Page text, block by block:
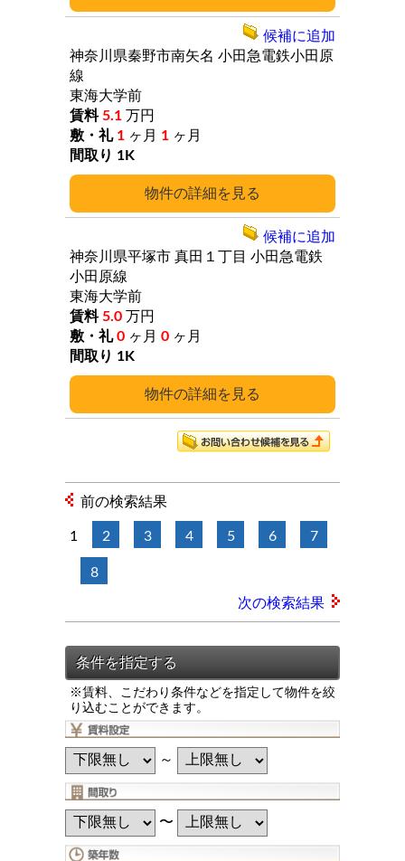
詳細
神奈川県秦野市南矢名 小田急電鉄小田原
線
東海大学前
5.1 万円
1 ヶ月 1 ヶ月
1K
候補に追加
詳細
神奈川県平塚市 真田１丁目 小田急電鉄
小田原線
東海大学前
5.0 万円
0 ヶ月 0 ヶ月
1K
候補に追加
前の検索結果
1 2 3 4 5 6 7
8
次の検索結果
※賃料、こだわり条件などを指定して物件を絞
り込むことができます。
～
〜